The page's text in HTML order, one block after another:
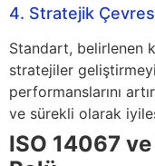
4. Stratejik
Standart, belirlenen
stratejiler
performanslarını
ve sürekli olarak
ISO 14067